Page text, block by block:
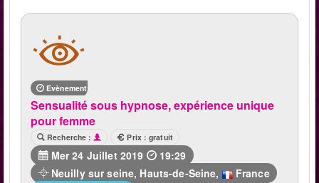
Evènement terminé
Sensualité sous hypnose, expérience unique
pour femme
Recherche : Prix : gratuit
Mer 24 Juillet 2019
19:29
Neuilly sur seine, Hauts-de-Seine,
France